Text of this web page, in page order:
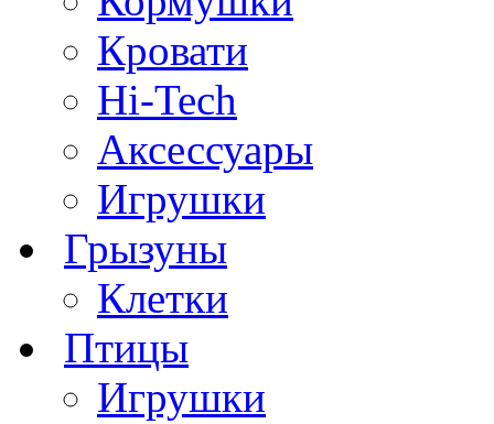
Кровати
Hi-Tech
Аксессуары
Игрушки
Грызуны
Клетки
Птицы
Игрушки